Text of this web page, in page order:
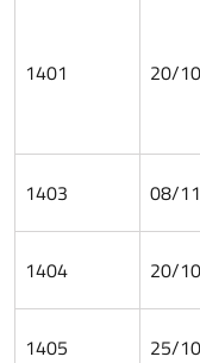
1401 20/
1403 08/
1404 20/
1405 25/